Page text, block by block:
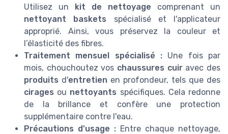
Utilisez un kit de nettoyage comprenant un
nettoyant baskets spécialisé et l'applicateur
approprié. Ainsi, vous préservez la couleur et
l’élasticité des fibres.
Traitement mensuel spécialisé : Une fois par
mois, chouchoutez vos chaussures cuiravec des
produits d'entretien en profondeur, tels que des
cirages ou nettoyants spécifiques. Cela redonne
de la brillance et confère une protection
supplémentaire contre l'eau.
Précautions d'usage : Entre chaque nettoyage,